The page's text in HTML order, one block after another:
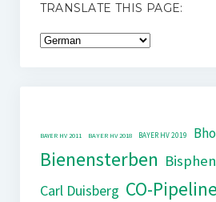
TRANSLATE THIS PAGE:
BAYER HV 2011 BAYER HV 2018 BAYER HV 2019
Bienensterben
Carl Duisberg CO-Pipeline